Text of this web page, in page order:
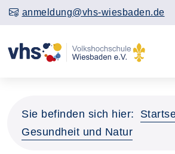
anmeldung@vhs-wiesbaden.de
Sie befinden sich hier:
Gesundheit und Natur